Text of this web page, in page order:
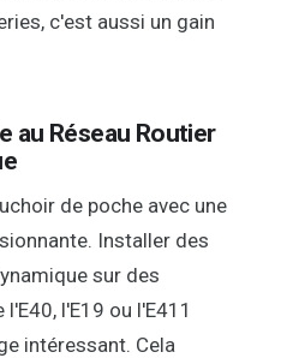
c'est aussi un gain
au Réseau Routier
de poche avec une
Installer des
sur des
l'E19 ou l'E411
intéressant. Cela